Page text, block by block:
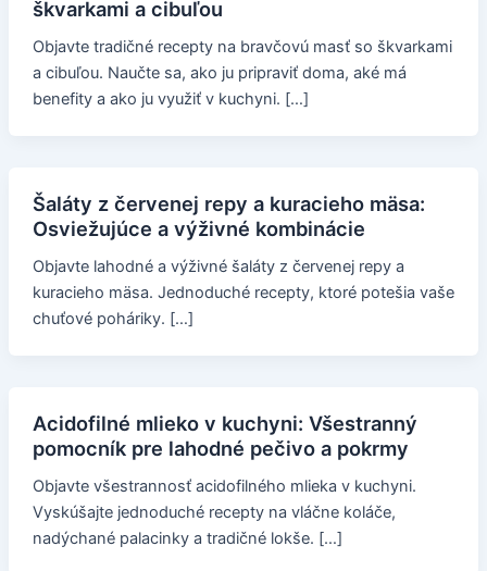
škvarkami a cibuľou
Objavte tradičné recepty na bravčovú masť so škvarkami
a cibuľou. Naučte sa, ako ju pripraviť doma, aké má
benefity a ako ju využiť v kuchyni. […]
Šaláty z červenej repy a kuracieho mäsa:
Osviežujúce a výživné kombinácie
Objavte lahodné a výživné šaláty z červenej repy a
kuracieho mäsa. Jednoduché recepty, ktoré potešia vaše
chuťové poháriky. […]
Acidofilné mlieko v kuchyni: Všestranný
pomocník pre lahodné pečivo a pokrmy
Objavte všestrannosť acidofilného mlieka v kuchyni.
Vyskúšajte jednoduché recepty na vláčne koláče,
nadýchané palacinky a tradičné lokše. […]